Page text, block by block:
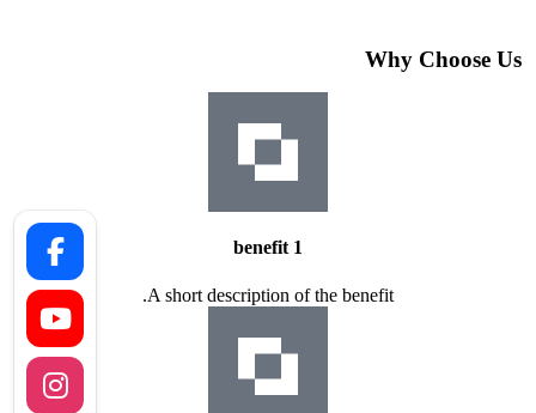
Why Choose Us
benefit 1
A short description of the benefit.